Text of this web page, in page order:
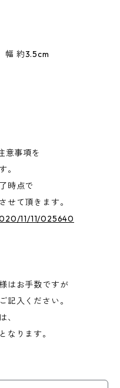
幅 約3.5cm
意事項を
。
時点で
せて頂きます。
11/11/025640
はお手数ですが
記入ください。
、
なります。